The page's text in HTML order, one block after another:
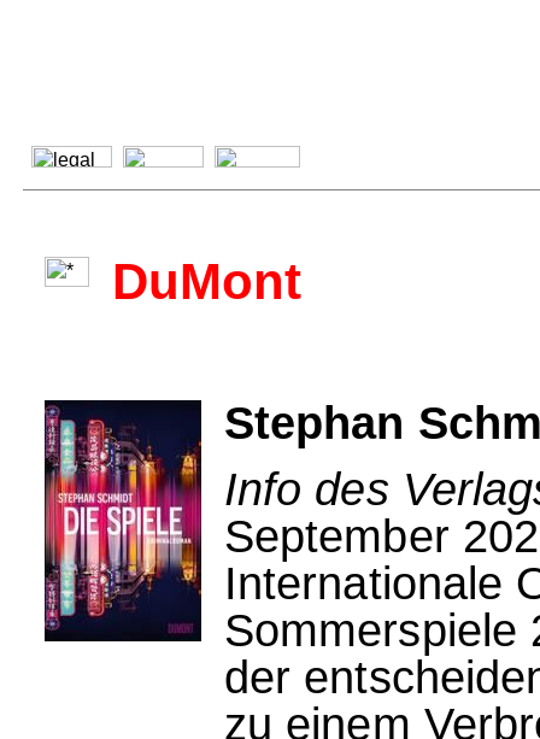
DuMont
Stephan
Info des
September
Internationale
Sommerspiele
der
zu einem